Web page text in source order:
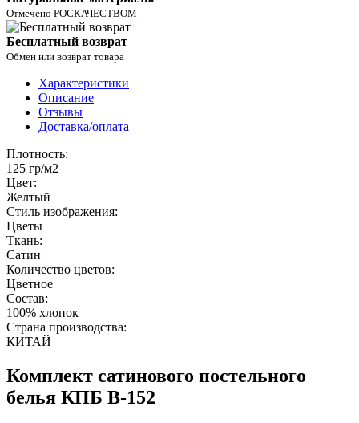
Отмечено РОСКАЧЕСТВОМ
Бесплатный возврат
Обмен или возврат товара
Характеристики
Описание
Отзывы
Доставка/оплата
Плотность:
125 гр/м2
Цвет:
Желтый
Стиль изображения:
Цветы
Ткань:
Сатин
Количество цветов:
Цветное
Состав:
100% хлопок
Страна производства:
КИТАЙ
Комплект сатинового постельного
белья КПБ B-152